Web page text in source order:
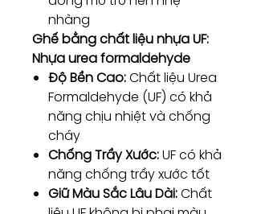
nhàng
Ghế bằng chất liệu nhựa UF:
Nhựa urea formaldehyde
Độ Bền Cao:Chất liệu Urea
Formaldehyde (UF) có khả
năng chịu nhiệt và chống
cháy
Chống Trầy Xước:UF có khả
năng chống trầy xước tốt
Giữ Màu Sắc Lâu Dài:Chất